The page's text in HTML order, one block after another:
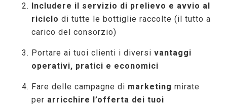
Includere il servizio di prelievo e avvio al
riciclo di tutte le bottiglie raccolte (il tutto a
carico del consorzio)
Portare ai tuoi clienti i diversi vantaggi
operativi, pratici e economici
Fare delle campagne di marketing mirate
per arricchire l’offerta dei tuoi